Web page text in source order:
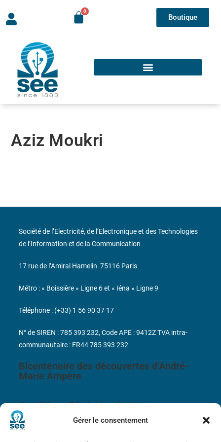
Gérer le consentement
Boutique
Aziz Moukri
Bicentenaire des découvertes d’André-
Marie Ampère
Conditions Générales de Vente
Société de l’Electricité, de l’Electronique et des Technologies
de l’Information et de la Communication
17 rue de l’Amiral Hamelin 75116 Paris
Métro : « Boissière » Ligne 6 et « Iéna » Ligne 9
Téléphone : (+33) 1 56 90 37 17
N° de SIREN : 785 393 232, Code APE : 9412Z TVA intra-
communautaire : FR44 785 393 232